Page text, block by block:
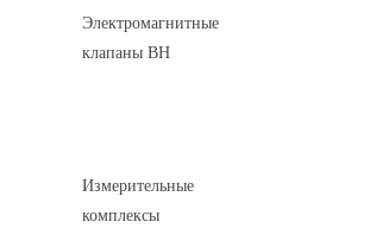
Электромагнитные
клапаны ВН
Измерительные
комплексы